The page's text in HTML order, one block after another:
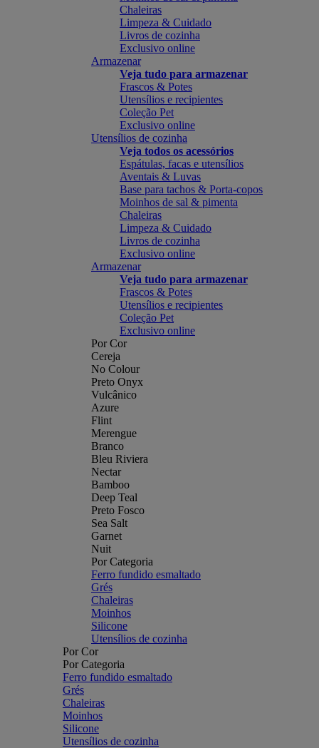
Chaleiras
Limpeza & Cuidado
Livros de cozinha
Exclusivo online
Armazenar
Veja tudo para armazenar
Frascos & Potes
Utensílios e recipientes
Coleção Pet
Exclusivo online
Utensílios de cozinha
Veja todos os acessórios
Espátulas, facas e utensílios
Aventais & Luvas
Base para tachos & Porta-copos
Moinhos de sal & pimenta
Chaleiras
Limpeza & Cuidado
Livros de cozinha
Exclusivo online
Armazenar
Veja tudo para armazenar
Frascos & Potes
Utensílios e recipientes
Coleção Pet
Exclusivo online
Por Cor
Cereja
No Colour
Preto Onyx
Vulcânico
Azure
Flint
Merengue
Branco
Bleu Riviera
Nectar
Bamboo
Deep Teal
Preto Fosco
Sea Salt
Garnet
Nuit
Por Categoria
Ferro fundido esmaltado
Grés
Chaleiras
Moinhos
Silicone
Utensílios de cozinha
Por Cor
Por Categoria
Ferro fundido esmaltado
Grés
Chaleiras
Moinhos
Silicone
Utensílios de cozinha